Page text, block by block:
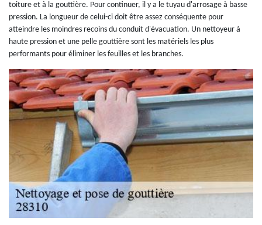
toiture et à la gouttière. Pour continuer, il y a le tuyau d'arrosage à basse
pression. La longueur de celui-ci doit être assez conséquente pour
atteindre les moindres recoins du conduit d'évacuation. Un nettoyeur à
haute pression et une pelle gouttière sont les matériels les plus
performants pour éliminer les feuilles et les branches.